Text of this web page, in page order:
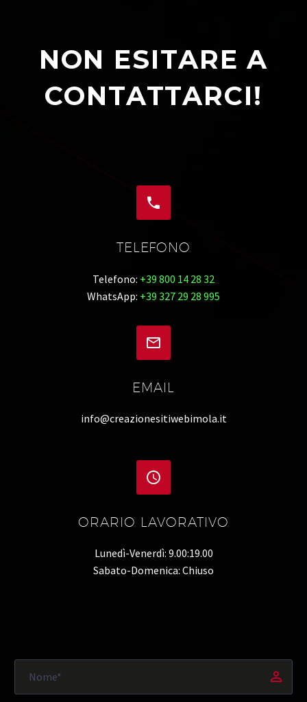
NON ESITARE A
CONTATTARCI!


TELEFONO
Telefono: +39 800 14 28 32
WhatsApp: +39 327 29 28 995


EMAIL
info@creazionesitiwebimola.it


ORARIO LAVORATIVO
Lunedì-Venerdì: 9.00:19.00
Sabato-Domenica: Chiuso